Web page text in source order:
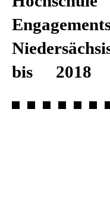
bis 2018
Spielzeit